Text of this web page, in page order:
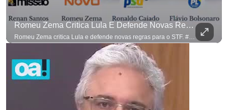
Romeu Zema Critica Lula E Defende Novas Regras Para O STF. #OAntagonista